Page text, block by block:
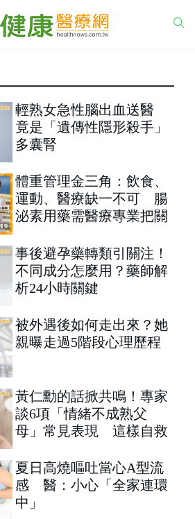
輕熟女急性腦出血送醫
竟是「遺傳性隱形殺手」
多囊腎
體重管理金三角：飲食、
運動、醫療缺一不可 腸
泌素用藥需醫療專業把關
事後避孕藥轉類引關注！
不同成分怎麼用？藥師解
析24小時關鍵
被外遇後如何走出來？她
親曝走過5階段心理歷程
黃仁勳的話掀共鳴！專家
談6項「情緒不成熟父
母」常見表現 這樣自救
夏日高燒嘔吐當心A型流
感 醫：小心「全家連環
中」